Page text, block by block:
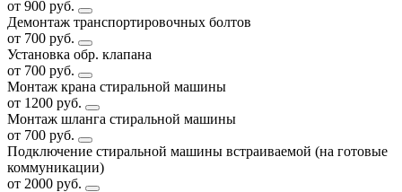
от 900 руб.
Демонтаж транспортировочных болтов
от 700 руб.
Установка обр. клапана
от 700 руб.
Монтаж крана стиральной машины
от 1200 руб.
Монтаж шланга стиральной машины
от 700 руб.
Подключение стиральной машины встраиваемой (на готовые
коммуникации)
от 2000 руб.